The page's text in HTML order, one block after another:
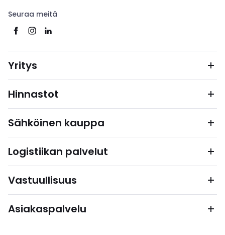
Seuraa meitä
Yritys
Hinnastot
Sähköinen kauppa
Logistiikan palvelut
Vastuullisuus
Asiakaspalvelu